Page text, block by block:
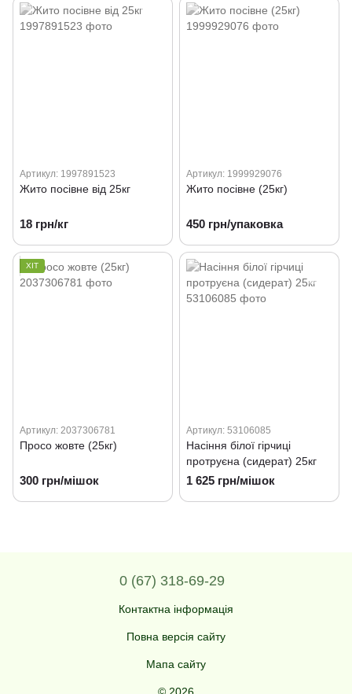
Артикул: 1997891523
Жито посівне від 25кг
18 грн/кг
Артикул: 1999929076
Жито посівне (25кг)
450 грн/упаковка
ХІТ
Артикул: 2037306781
Просо жовте (25кг)
300 грн/мішок
Артикул: 53106085
Насіння білої гірчиці
протруєна (сидерат) 25кг
1 625 грн/мішок
0 (67) 318-69-29
Контактна інформація
Повна версія сайту
Мапа сайту